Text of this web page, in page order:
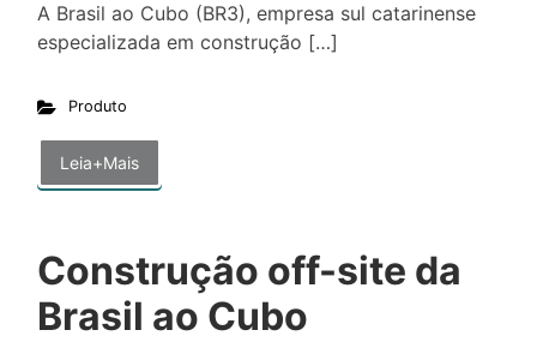
A Brasil ao Cubo (BR3), empresa sul catarinense
especializada em construção […]
Produto
Leia+Mais
Construção off-site da
Brasil ao Cubo